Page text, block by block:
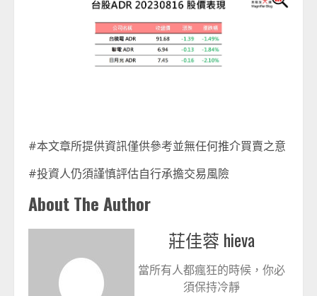
#本文章所提供資訊僅供參考並無任何推介買賣之意
#投資人仍須謹慎評估自行承擔交易風險
About The Author
莊佳蓉 hieva
當所有人都瘋狂的時候，你必
須保持冷靜